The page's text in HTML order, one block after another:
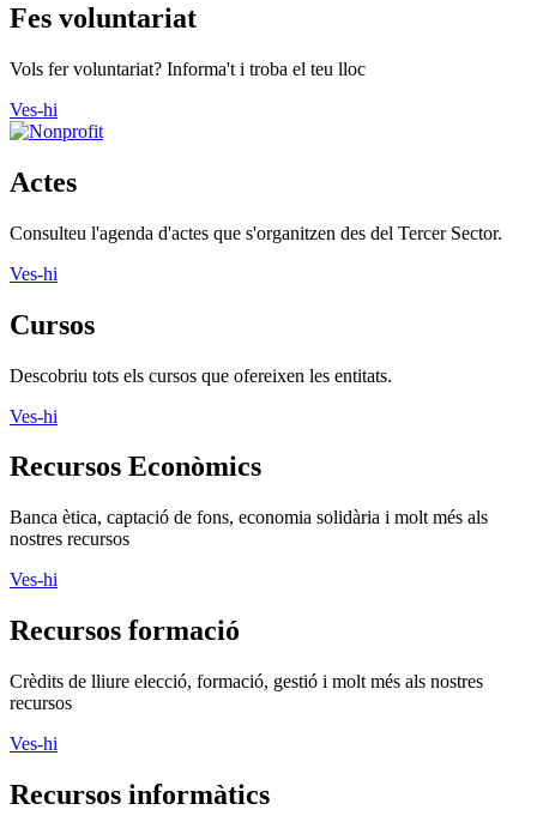
Fes voluntariat
Vols fer voluntariat? Informa't i troba el teu lloc
Ves-hi
Actes
Consulteu l'agenda d'actes que s'organitzen des del Tercer Sector.
Ves-hi
Cursos
Descobriu tots els cursos que ofereixen les entitats.
Ves-hi
Recursos Econòmics
Banca ètica, captació de fons, economia solidària i molt més als
nostres recursos
Ves-hi
Recursos formació
Crèdits de lliure elecció, formació, gestió i molt més als nostres
recursos
Ves-hi
Recursos informàtics